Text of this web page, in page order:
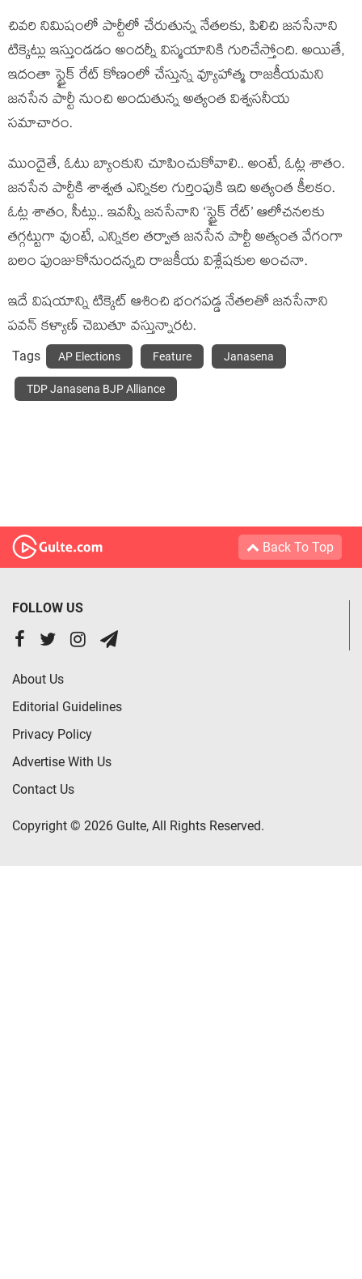
చివరి నిమిషంలో పార్టీలో చేరుతున్న నేతలకు, పిలిచి జనసేనాని
టిక్కెట్లు ఇస్తుండడం అందర్నీ విస్మయానికి గురిచేస్తోంది. అయితే,
ఇదంతా స్ట్రైక్ రేట్ కోణంలో చేస్తున్న వ్యూహాత్మ రాజకీయమని
జనసేన పార్టీ నుంచి అందుతున్న అత్యంత విశ్వసనీయ
సమాచారం.
ముందైతే, ఓటు బ్యాంకుని చూపించుకోవాలి.. అంటే, ఓట్ల శాతం.
జనసేన పార్టీకి శాశ్వత ఎన్నికల గుర్తింపుకి ఇది అత్యంత కీలకం.
ఓట్ల శాతం, సీట్లు.. ఇవన్నీ జనసేనాని ‘స్ట్రైక్ రేట్’ ఆలోచనలకు
తగ్గట్టుగా వుంటే, ఎన్నికల తర్వాత జనసేన పార్టీ అత్యంత వేగంగా
బలం పుంజుకోనుందన్నది రాజకీయ విశ్లేషకుల అంచనా.
ఇదే విషయాన్ని టిక్కెట్ ఆశించి భంగపడ్డ నేతలతో జనసేనాని
పవన్ కళ్యాణ్ చెబుతూ వస్తున్నారట.
Tags AP Elections Feature Janasena
TDP Janasena BJP Alliance
Back To Top
FOLLOW US
About Us
Editorial Guidelines
Privacy Policy
Advertise With Us
Contact Us
Copyright © 2026 Gulte, All Rights Reserved.